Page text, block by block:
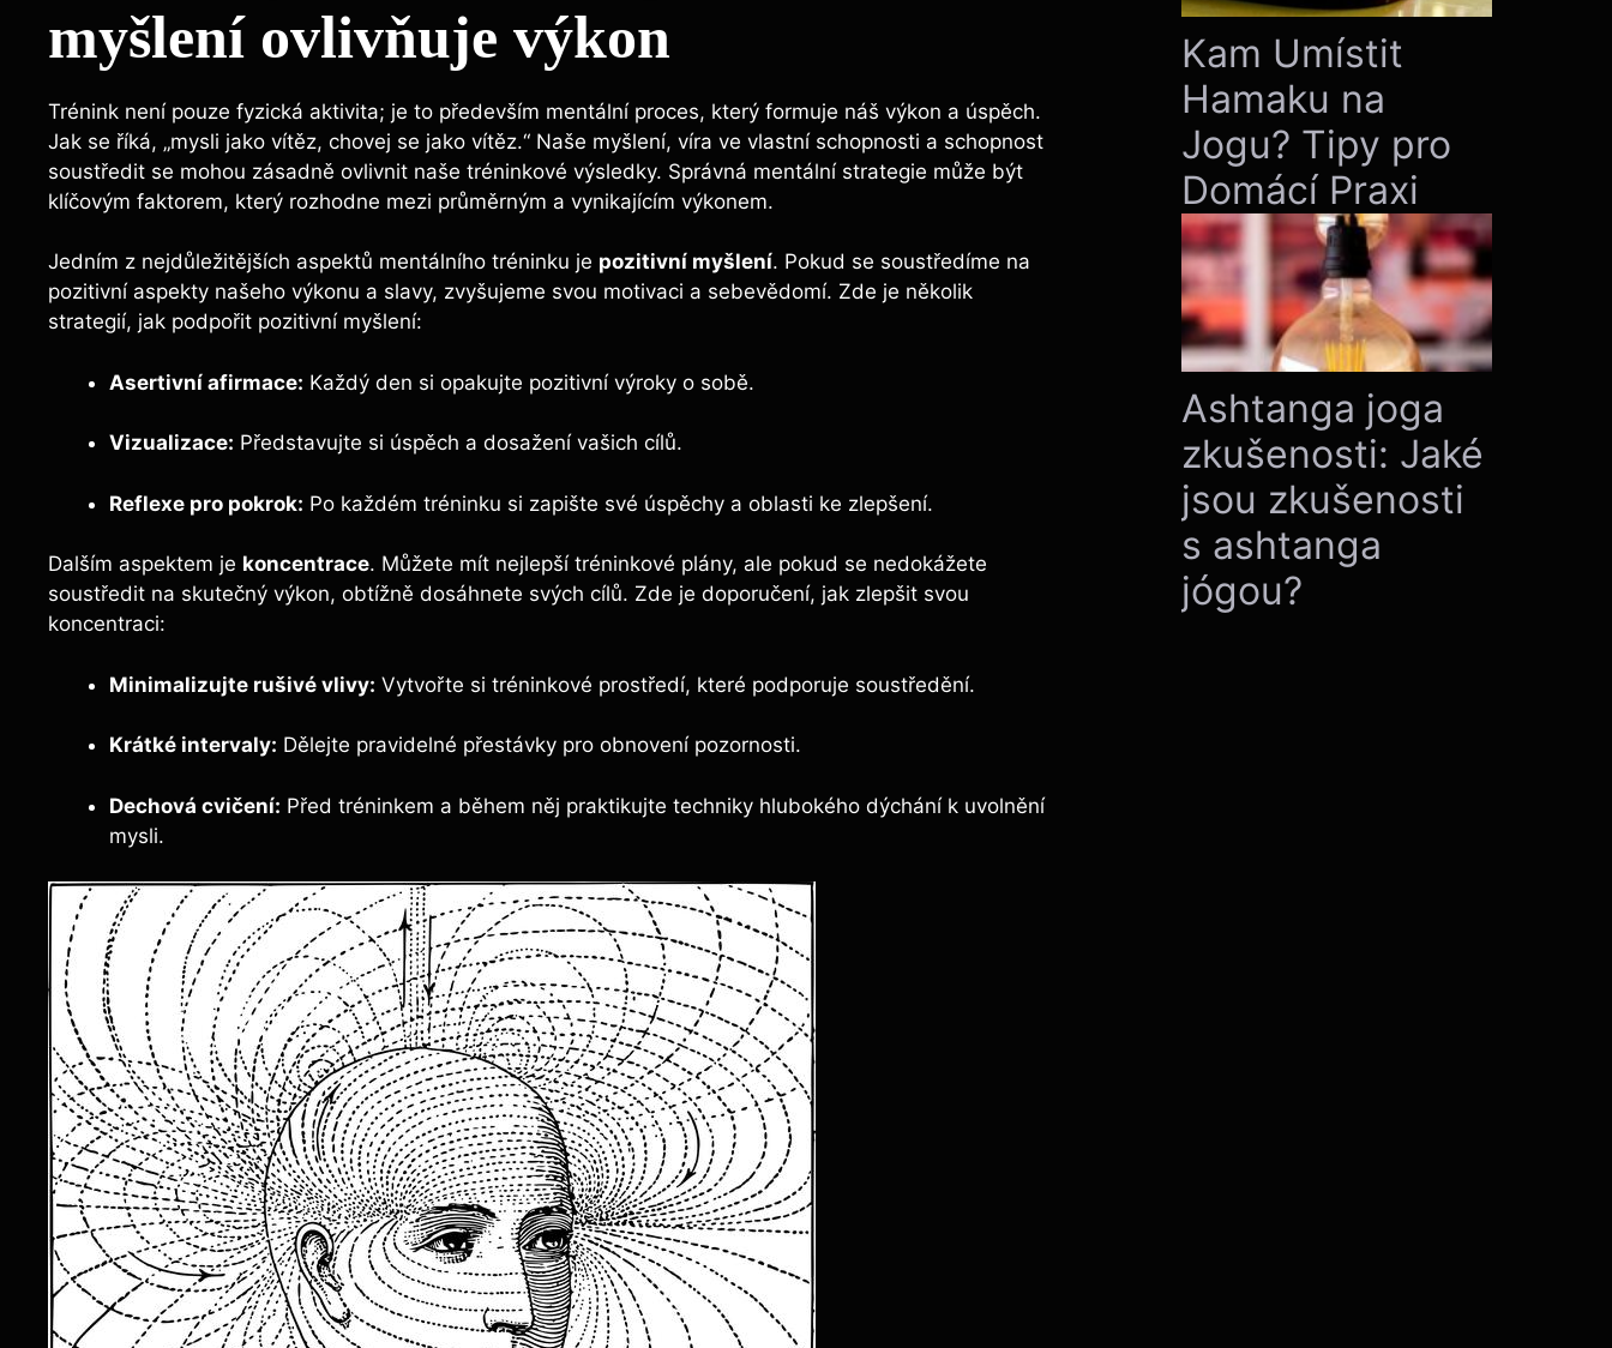
myšlení ovlivňuje výkon
Trénink není pouze fyzická aktivita; je to především mentální proces, který formuje náš výkon a úspěch.
Jak se říká, „mysli jako vítěz, chovej se jako vítěz.“ Naše myšlení, víra ve vlastní schopnosti a schopnost
soustředit se mohou zásadně ovlivnit naše tréninkové výsledky. Správná mentální strategie může být
klíčovým faktorem, který rozhodne mezi průměrným a vynikajícím výkonem.
Jedním z nejdůležitějších aspektů mentálního tréninku je pozitivní myšlení. Pokud se soustředíme na
pozitivní aspekty našeho výkonu a slavy, zvyšujeme svou motivaci a sebevědomí. Zde je několik
strategií, jak podpořit pozitivní myšlení:
Asertivní afirmace: Každý den si opakujte pozitivní výroky o sobě.
Vizualizace: Představujte si úspěch a dosažení vašich cílů.
Reflexe pro pokrok: Po každém tréninku si zapište své úspěchy a oblasti ke zlepšení.
Dalším aspektem je koncentrace. Můžete mít nejlepší tréninkové plány, ale pokud se nedokážete
soustředit na skutečný výkon, obtížně dosáhnete svých cílů. Zde je doporučení, jak zlepšit svou
koncentraci:
Minimalizujte rušivé vlivy: Vytvořte si tréninkové prostředí, které podporuje soustředění.
Krátké intervaly: Dělejte pravidelné přestávky pro obnovení pozornosti.
Dechová cvičení: Před tréninkem a během něj praktikujte techniky hlubokého dýchání k uvolnění
mysli.
Kam Umístit
Hamaku na
Jogu? Tipy pro
Domácí Praxi
Ashtanga joga
zkušenosti: Jaké
jsou zkušenosti
s ashtanga
jógou?